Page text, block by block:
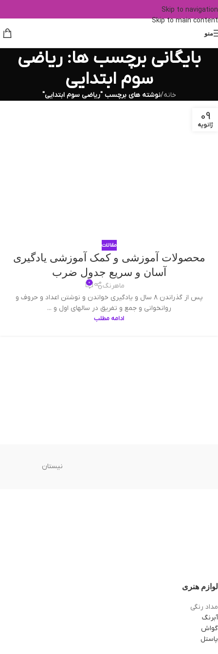
Skip to navigation
Skip to main content
منو
بایگانی برچسب ها: ریاضی
سوم ابتدایی
خانه/نوشته های برچسب "ریاضی سوم ابتدایی"
09
ژانویه
مقالات
محصولات آموزشی و کمک آموزشی یادگیری
آسان و سریع جدول ضرب
ماهرنگ 0
پس از گذراندن ۸ سال و يادگيری خواندن و نوشتن اعداد و حروف و
روانخوانی و جمع و تفریق در سالهای اول و ...
ادامه مطلب
نیستان
لوازم هنری
مداد رنگی
آبرنگ
گواش
پاستل